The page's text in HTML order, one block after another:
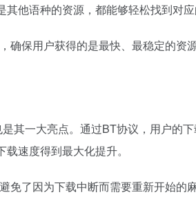
他语种的资源，都能够轻松找到对应
保用户获得的是最快、最稳定的资
其一大亮点。通过BT协议，用户的
速度得到最大化提升。
了因为下载中断而需要重新开始的